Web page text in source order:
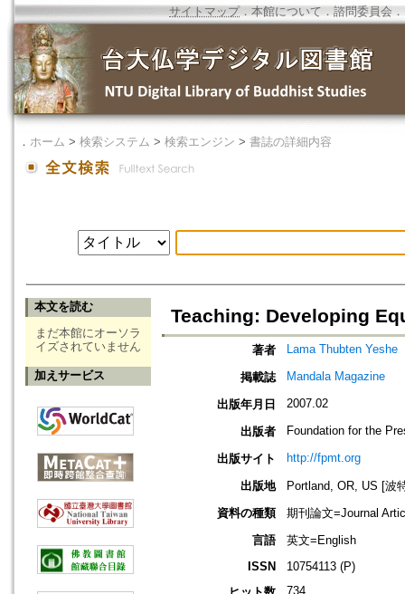
サイトマップ．本館について ． 諮問委員会 ．
． ホーム > 検索システム > 検索エンジン > 書誌の詳細内容
本文を読む
まだ本館にオーソラ
イズされていません
加えサービス
Teaching: Developing
著者 Lama Thubten Yeshe
掲載誌 Mandala Magazine
出版年月日 2007.02
出版者 Foundation for the
出版サイト http://fpmt.org
出版地
Portland, OR, US [波
資料の種類
期刊論文=Journal
言語
英文=English
ISSN
10754113 (P)
734